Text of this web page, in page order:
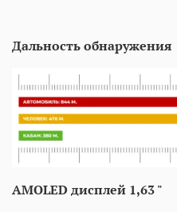
Дальность обнаружения
AMOLED дисплей 1,63 "